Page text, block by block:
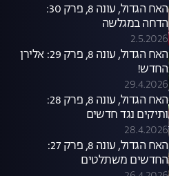
האח הגדול, עונה 8, פרק 30:
הדחה במגלשה
2.5.2026
האח הגדול, עונה 8, פרק 29: אלירן
החדש!
29.4.2026
האח הגדול, עונה 8, פרק 28:
ותיקים נגד חדשים
28.4.2026
האח הגדול, עונה 8, פרק 27:
החדשים משתלטים